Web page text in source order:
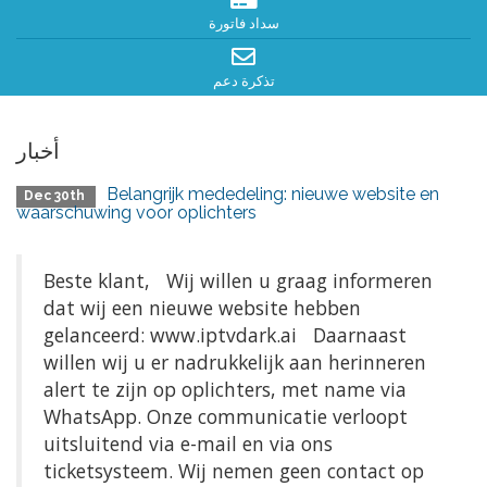
سداد فاتورة
تذكرة دعم
أخبار
Dec 30th
Belangrijk mededeling: nieuwe website en
waarschuwing voor oplichters
Beste klant, Wij willen u graag informeren
dat wij een nieuwe website hebben
gelanceerd: www.iptvdark.ai Daarnaast
willen wij u er nadrukkelijk aan herinneren
alert te zijn op oplichters, met name via
WhatsApp. Onze communicatie verloopt
uitsluitend via e-mail en via ons
ticketsysteem. Wij nemen geen contact op